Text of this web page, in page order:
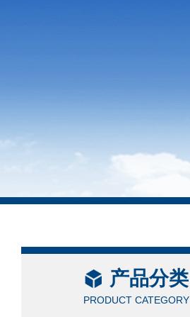
产品分类
PRODUCT CATEGORY